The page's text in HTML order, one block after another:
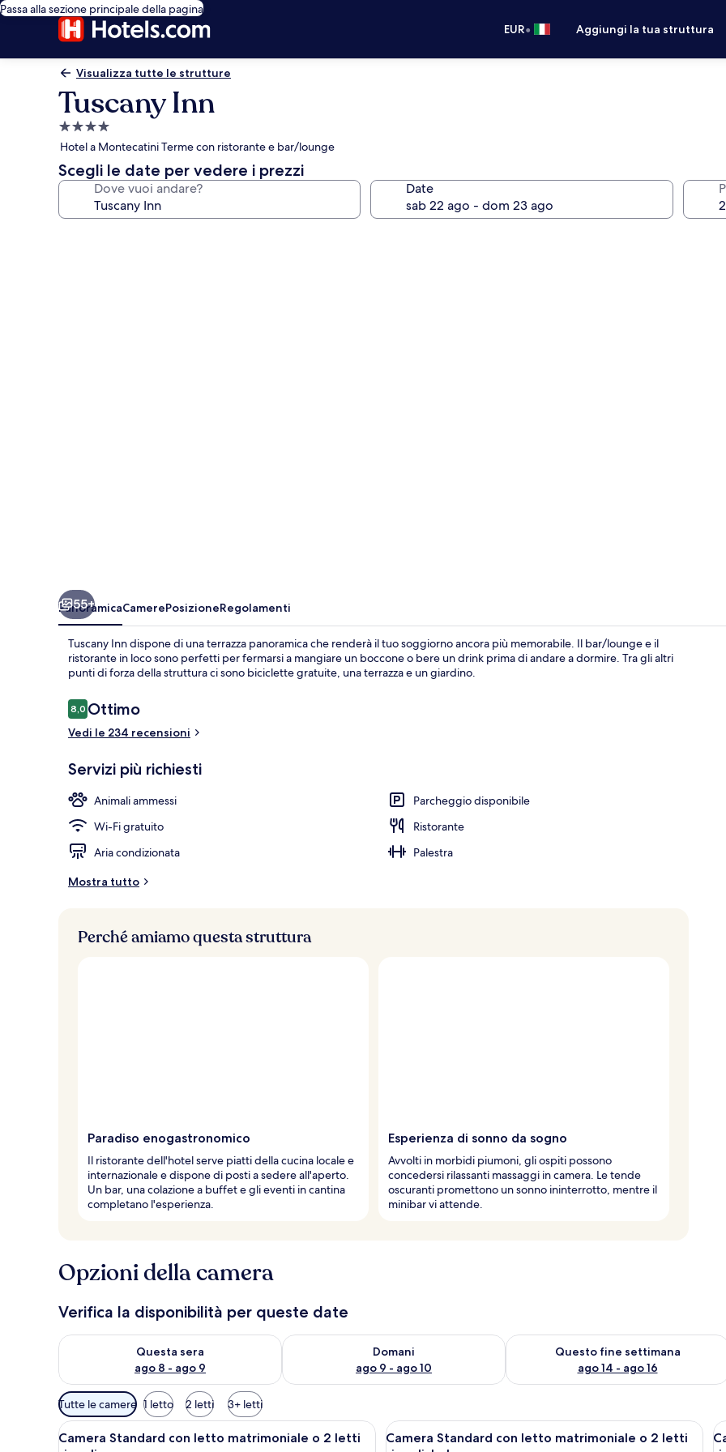
Passa alla sezione principale della pagina
EUR• Aggiungi la tua struttura
Visualizza tutte le strutture
Tuscany Inn
Struttura
a
4.0
stelle
Hotel a Montecatini Terme con ristorante e bar/lounge
Scegli le date per vedere i prezzi
Dove vuoi andare? Date
55+
PanoramicaCamerePosizioneRegolamenti
Tuscany Inn dispone di una terrazza panoramica che renderà il tuo soggiorno ancora più memorabile. Il bar/lounge e il
ristorante in loco sono perfetti per fermarsi a mangiare un boccone o bere un drink prima di andare a dormire. Tra gli altri
punti di forza della struttura ci sono biciclette gratuite, una terrazza e un giardino.
Recensioni
8,08,0 su 10
Ottimo
Vedi le 234 recensioni
Servizi più richiesti
Animali ammessi
Parcheggio disponibile
Wi-Fi gratuito
Ristorante
Aria condizionata
Palestra
Mostra tutto
Perché amiamo questa struttura
Paradiso enogastronomico
Il ristorante dell'hotel serve piatti della cucina locale e
internazionale e dispone di posti a sedere all'aperto.
Un bar, una colazione a buffet e gli eventi in cantina
completano l'esperienza.
Esperienza di sonno da sogno
Avvolti in morbidi piumoni, gli ospiti possono
concedersi rilassanti massaggi in camera. Le tende
oscuranti promettono un sonno ininterrotto, mentre il
minibar vi attende.
Opzioni della camera
Verifica la disponibilità per queste date
Questa sera
ago 8 - ago 9
Verifica la disponibilità per questa sera, ago 8 - ago 9
Domani
ago 9 - ago 10
Verifica la disponibilità per domani, ago 9 - ago 10
Questo fine settimana
ago 14 - ago 16
Verifica la disponibilità per questo
Filtri
disponibili
per
Tutte le camere 1 letto 2 letti 3+ letti
Apri
tutte
Camera d'albergo con un letto grande, due lampade sui comodini, un comodino e una finestra con tende.
5
Camera Standard con letto matrimoniale o 2 letti
Apri
tutte
Una camera d'albergo con un letto,
4
Camera Standard con letto matrimoniale o 2 letti